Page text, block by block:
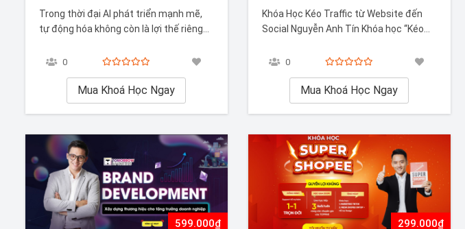
Trong thời đại AI phát triển mạnh mẽ,
tự động hóa không còn là lợi thế riêng
thành kỹ năng cần thiết cho cá nhân,
nghiệp. Khóa Học Nhập Môn N8N AI
Agents 2025 Cùng Nguyễn Anh…
0
Mua Khoá Học Ngay
Khóa Học Kéo Traffic từ Website đến
Social Nguyễn Anh Tín Khóa học “Kéo
Thu Nhập” do Nguyễn Anh Tín giảng dạy
tảng mạng xã hội để điều hướng người
dùng về website. Từ đó,…
0
Mua Khoá Học Ngay
599.000₫ 299.000₫